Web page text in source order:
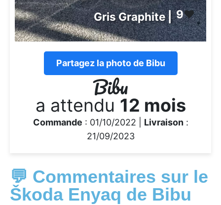
Gris Graphite |9❤️
Partagez la photo de Bibu
Bibu
a attendu 12 mois
Commande : 01/10/2022 | Livraison:
21/09/2023
💬 Commentaires sur le
Škoda Enyaq de Bibu